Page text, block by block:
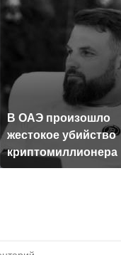
В ОАЭ произошло
жестокое убийство
криптомиллионера